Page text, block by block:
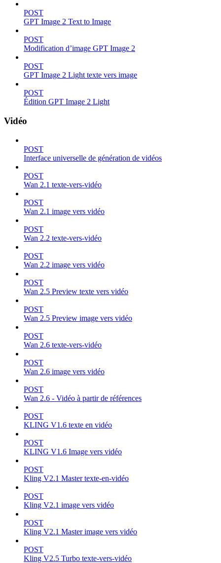
POST
GPT Image 2 Text to Image
POST
Modification d’image GPT Image 2
POST
GPT Image 2 Light texte vers image
POST
Édition GPT Image 2 Light
Vidéo
POST
Interface universelle de génération de vidéos
POST
Wan 2.1 texte-vers-vidéo
POST
Wan 2.1 image vers vidéo
POST
Wan 2.2 texte-vers-vidéo
POST
Wan 2.2 image vers vidéo
POST
Wan 2.5 Preview texte vers vidéo
POST
Wan 2.5 Preview image vers vidéo
POST
Wan 2.6 texte-vers-vidéo
POST
Wan 2.6 image vers vidéo
POST
Wan 2.6 - Vidéo à partir de références
POST
KLING V1.6 texte en vidéo
POST
KLING V1.6 Image vers vidéo
POST
Kling V2.1 Master texte-en-vidéo
POST
Kling V2.1 image vers vidéo
POST
Kling V2.1 Master image vers vidéo
POST
Kling V2.5 Turbo texte-vers-vidéo